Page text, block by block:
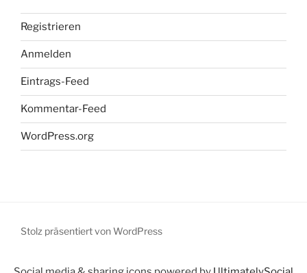
Registrieren
Anmelden
Eintrags-Feed
Kommentar-Feed
WordPress.org
Stolz präsentiert von WordPress